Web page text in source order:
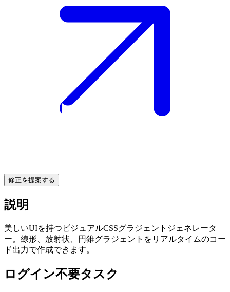
修正を提案する
説明
美しいUIを持つビジュアルCSSグラジェントジェネレータ
ー。線形、放射状、円錐グラジェントをリアルタイムのコー
ド出力で作成できます。
ログイン不要タスク